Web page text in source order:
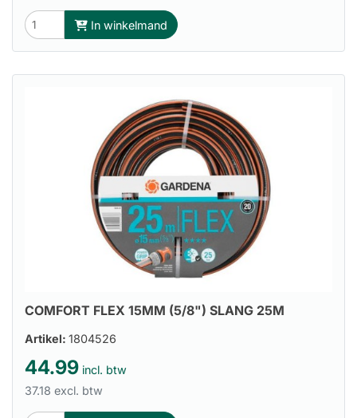
In winkelmand
COMFORT FLEX 15MM (5/8") SLANG 25M
Artikel: 1804526
44.99 incl. btw
37.18 excl. btw